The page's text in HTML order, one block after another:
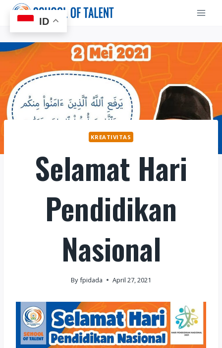
Skip
content
KREATIVITAS
Selamat Hari
Pendidikan
Nasional
Byfpidada April 27, 2021
ID